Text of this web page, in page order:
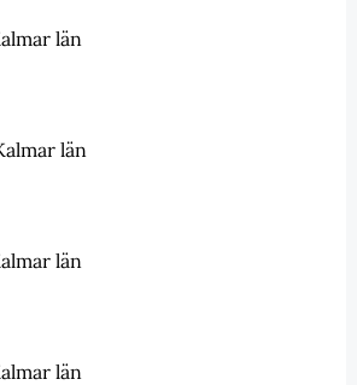
län
län
län
län